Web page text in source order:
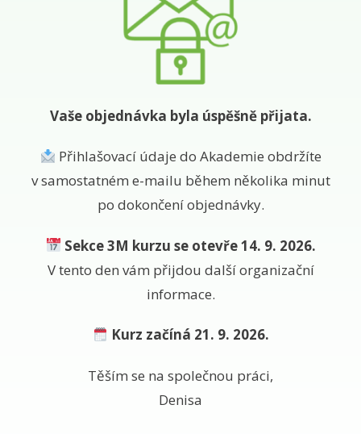
Vaše objednávka byla úspěšně přijata.
Přihlašovací údaje do Akademie obdržíte
v samostatném e-mailu během několika minut
po dokončení objednávky.
Sekce 3M kurzu se otevře 14. 9. 2026.
V tento den vám přijdou další organizační
informace.
Kurz začíná 21. 9. 2026.
Těším se na společnou práci,
Denisa